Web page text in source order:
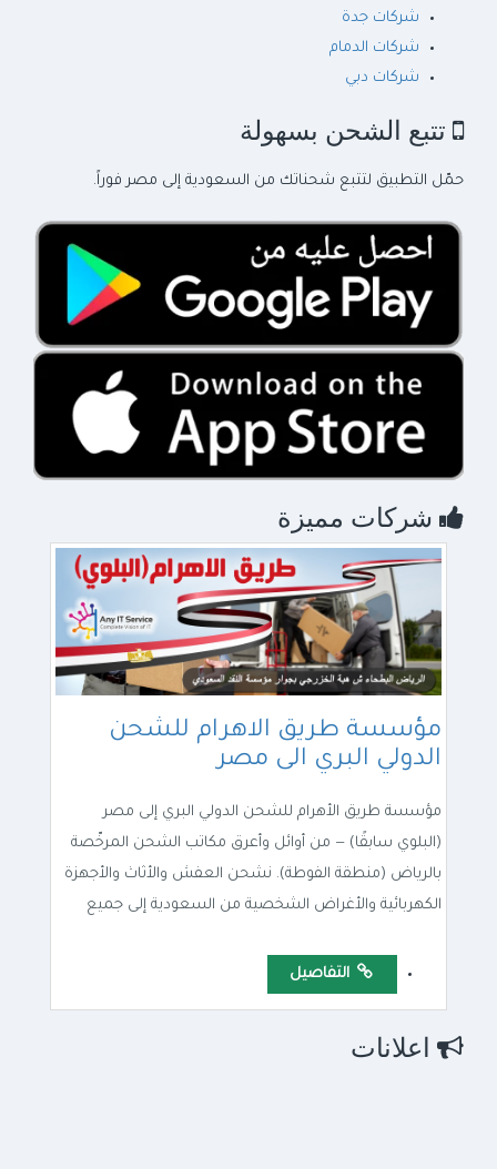
شركات جدة
شركات الدمام
شركات دبي
تتبع الشحن بسهولة
حمّل التطبيق لتتبع شحناتك من السعودية إلى مصر فوراً.
شركات مميزة
مؤسسة طريق الاهرام للشحن
الدولي البري الى مصر
مؤسسة طريق الأهرام للشحن الدولي البري إلى مصر
(البلوي سابقًا) — من أوائل وأعرق مكاتب الشحن المرخّصة
بالرياض (منطقة الفوطة). نشحن العفش والأثاث والأجهزة
الكهربائية والأغراض الشخصية من السعودية إلى جميع
التفاصيل
اعلانات